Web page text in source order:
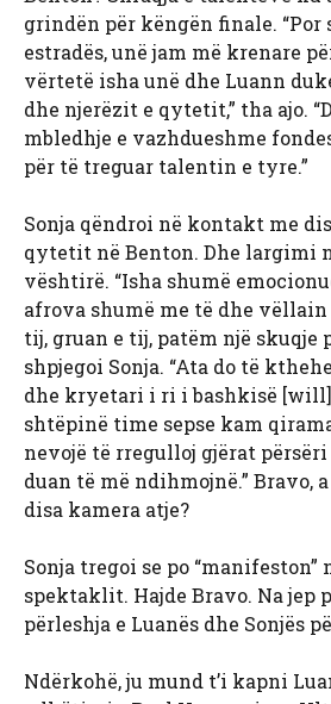
grindën për këngën finale.
estradës, unë jam më krenare
vërtetë isha unë dhe Luann
dhe njerëzit e qytetit,” tha ajo.
mbledhje e vazhdueshme
për të treguar talentin e tyre.”
Sonja qëndroi në kontakt me
qytetit në Benton. Dhe largimi
vështirë. “Isha shumë
afrova shumë me të dhe
tij, gruan e tij, patëm një skuqje
shpjegoi Sonja. “Ata do të
dhe kryetari i ri i bashkisë
shtëpinë time sepse kam
nevojë të rregulloj gjërat
duan të më ndihmojnë.” Bravo,
disa kamera atje?
Sonja tregoi se po “manifeston”
spektaklit. Hajde Bravo. Na jep
përleshja e Luanës dhe Sonjës
Ndërkohë, ju mund t’i kapni